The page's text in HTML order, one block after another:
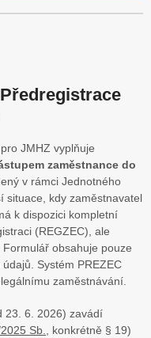
JMHZ vyplňuje
zaměstnance do
v rámci Jednotného
situace, kdy zaměstnavatel
k dispozici kompletní
(REGZEC), ale
obsahuje pouze
Systém PREZEC
zaměstnávání.
23. 6. 2026) zavádí
Sb.
, konkrétně § 19)